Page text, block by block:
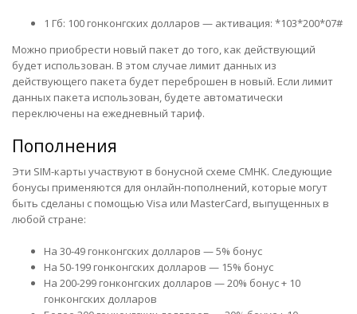
1 Гб: 100 гонконгских долларов — активация: *103*200*07#
Можно приобрести новый пакет до того, как действующий
будет использован. В этом случае лимит данных из
действующего пакета будет переброшен в новый. Если лимит
данных пакета использован, будете автоматически
переключены на ежедневный тариф.
Пополнения
Эти SIM-карты участвуют в бонусной схеме CMHK. Следующие
бонусы применяются для онлайн-пополнений, которые могут
быть сделаны с помощью Visa или MasterCard, выпущенных в
любой стране:
На 30-49 гонконгских долларов — 5% бонус
На 50-199 гонконгских долларов — 15% бонус
На 200-299 гонконгских долларов — 20% бонус + 10
гонконгских долларов